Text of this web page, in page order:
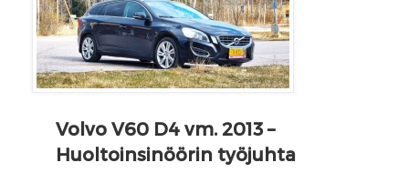
Volvo V60 D4 vm. 2013 –
Huoltoinsinöörin työjuhta